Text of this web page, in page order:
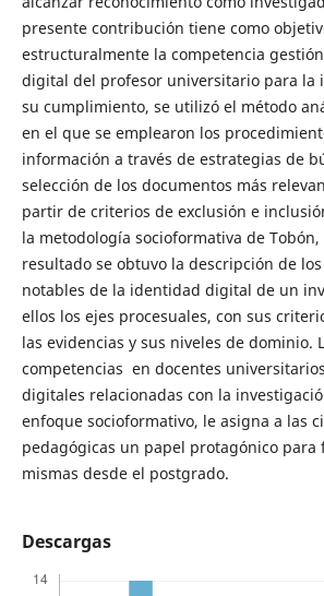
presente contribución tiene como
estructuralmente la competencia
digital del profesor universitario para la
su cumplimiento, se utilizó el método
en el que se emplearon los
información a través de estrategias de
selección de los documentos más
partir de criterios de exclusión e
la metodología socioformativa de Tobón,
resultado se obtuvo la descripción de
notables de la identidad digital de un
ellos los ejes procesuales, con sus
las evidencias y sus niveles de dominio.
competencias en docentes
digitales relacionadas con la
enfoque socioformativo, le asigna a las
pedagógicas un papel protagónico para
mismas desde el postgrado.
Descargas